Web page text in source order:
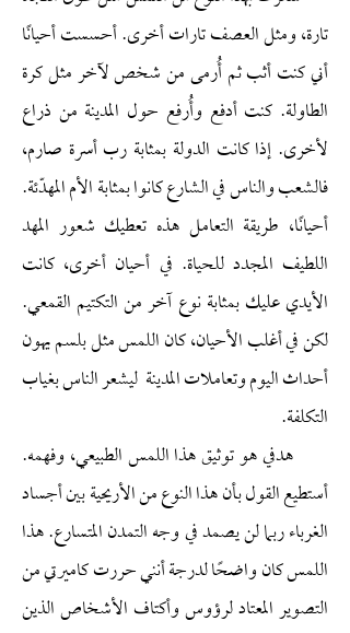
تارة، ومثل العصف تارات أخرى. أحسست أحيانًا
أني كنت أثب ثم أُرمى من شخص لآخر مثل كرة
الطاولة. كنت أدفع وأُرفع حول المدينة من ذراع
لأخرى. إذا كانت الدولة بمثابة رب أسرة صارم،
فالشعب والناس في الشارع كانوا بمثابة الأم المهدّئة.
أحيانًا، طريقة التعامل هذه تعطيك شعور المهد
اللطيف المجدد للحياة. في أحيان أخرى، كانت
الأيدي عليك بمثابة نوع آخر من التكتيم القمعي.
لكن في أغلب الأحيان، كان اللمس مثل بلسم يهون
أحداث اليوم وتعاملات المدينة ليشعر الناس بغياب
التكلفة.
هدفي هو توثيق هذا اللمس الطبيعي، وفهمه.
أستطيع القول بأن هذا النوع من الأريحية بين أجساد
الغرباء ربما لن يصمد في وجه التمدن المتسارع. هذا
اللمس كان واضحًا لدرجة أنني حررت كاميرتي من
التصوير المعتاد لرؤوس وأكتاف الأشخاص الذين